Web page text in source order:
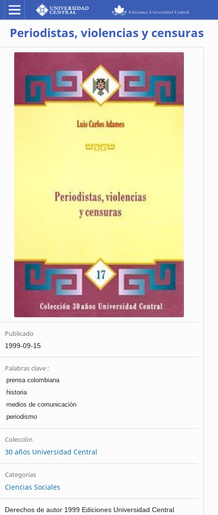
Periodistas, violencias y censuras
Publicado
1999-09-15
Palabras clave :
prensa colombiana
historia
medios de comunicación
periodismo
Colección
30 años Universidad Central
Categorías
Ciencias Sociales
Derechos de autor 1999 Ediciones Universidad Central